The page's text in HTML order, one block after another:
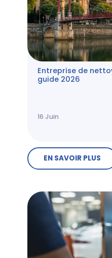
Entreprise de
guide 2026
16 Juin
EN SAVOIR PLUS